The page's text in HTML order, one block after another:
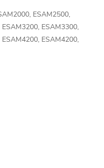
ESAM2500,
ESAM3300,
ESAM4200,